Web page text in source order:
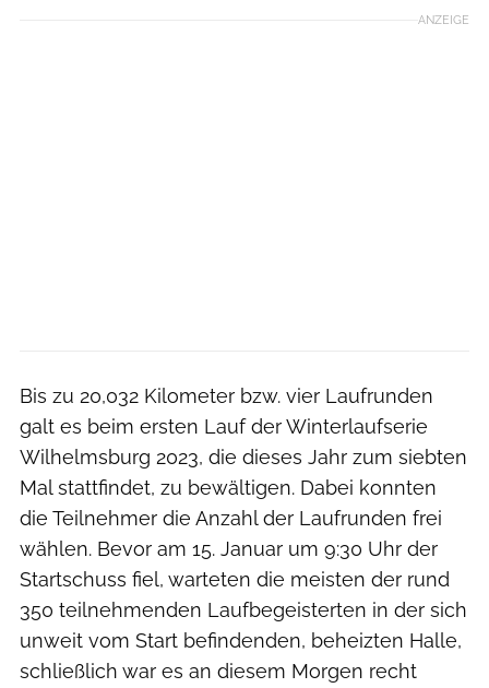
ANZEIGE
Bis zu 20,032 Kilometer bzw. vier Laufrunden
galt es beim ersten Lauf der Winterlaufserie
Wilhelmsburg 2023, die dieses Jahr zum siebten
Mal stattfindet, zu bewältigen. Dabei konnten
die Teilnehmer die Anzahl der Laufrunden frei
wählen. Bevor am 15. Januar um 9:30 Uhr der
Startschuss fiel, warteten die meisten der rund
350 teilnehmenden Laufbegeisterten in der sich
unweit vom Start befindenden, beheizten Halle,
schließlich war es an diesem Morgen recht